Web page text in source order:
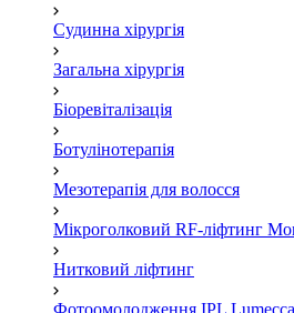
Судинна хірургія
Загальна хірургія
Біоревіталізація
Ботулінотерапія
Мезотерапія для волосся
Мікроголковий RF-ліфтинг
Нитковий ліфтинг
Фотоомолодження IPL Lumecca